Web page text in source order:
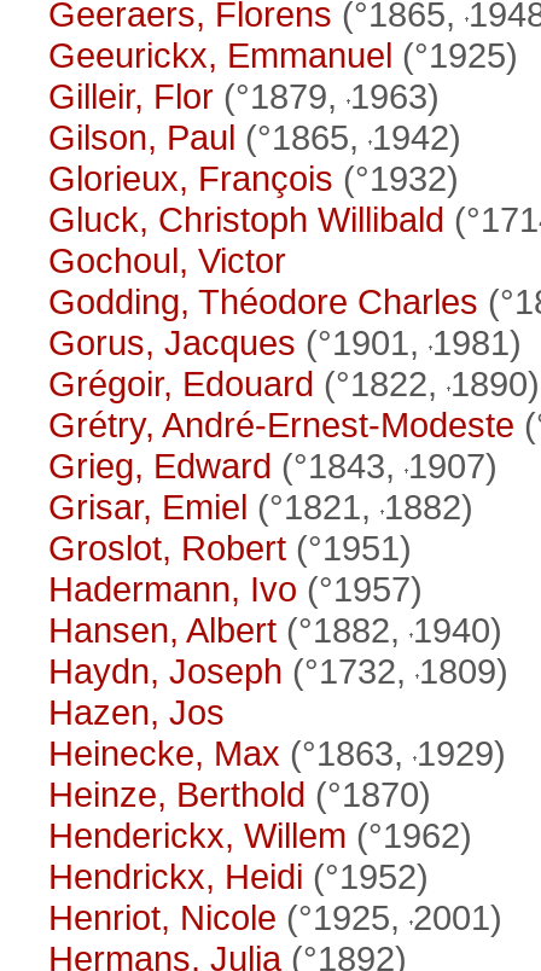
Geeraers, Florens (°1865,
Geeurickx, Emmanuel (°1925)
Gilleir, Flor (°1879, 1963)
Gilson, Paul (°1865, 1942)
Glorieux, François (°1932)
Gluck, Christoph Willibald
Gochoul, Victor
Godding, Théodore Charles
Gorus, Jacques (°1901, 1981)
Grégoir, Edouard (°1822, 1890)
Grétry, André-Ernest-Modeste
Grieg, Edward (°1843, 1907)
Grisar, Emiel (°1821, 1882)
Groslot, Robert (°1951)
Hadermann, Ivo (°1957)
Hansen, Albert (°1882, 1940)
Haydn, Joseph (°1732, 1809)
Hazen, Jos
Heinecke, Max (°1863, 1929)
Heinze, Berthold (°1870)
Henderickx, Willem (°1962)
Hendrickx, Heidi (°1952)
Henriot, Nicole (°1925, 2001)
Hermans, Julia(°1892)